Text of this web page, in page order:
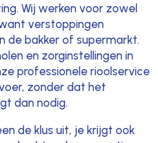
Wij werken voor zowel
verstoppingen
de bakker of supermarkt.
en zorginstellingen in
professionele rioolservice
zonder dat het
dan nodig.
de klus uit, je krijgt ook